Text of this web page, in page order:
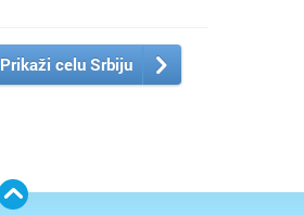
Prikaži celu Srbiju